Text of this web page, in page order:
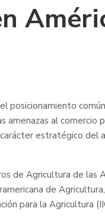
posicionamiento
amenazas al comercio
estratégico del
de Agricultura de las
de
para la Agricultura